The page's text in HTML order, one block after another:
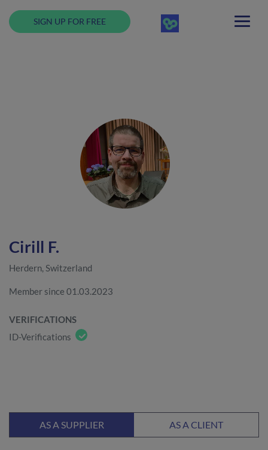
SIGN UP FOR FREE
Cirill F.
Herdern, Switzerland
Member since 01.03.2023
VERIFICATIONS
ID-Verifications
AS A SUPPLIER AS A CLIENT